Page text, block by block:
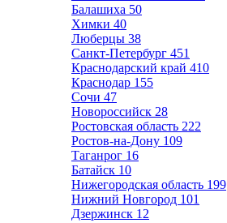
Балашиха 50
Химки 40
Люберцы 38
Санкт-Петербург 451
Краснодарский край 410
Краснодар 155
Сочи 47
Новороссийск 28
Ростовская область 222
Ростов-на-Дону 109
Таганрог 16
Батайск 10
Нижегородская область 199
Нижний Новгород 101
Дзержинск 12